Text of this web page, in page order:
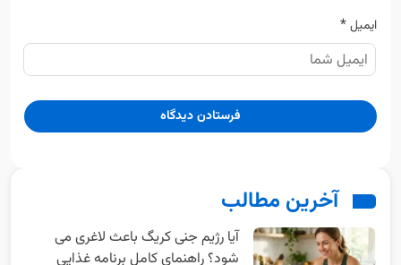
ایمیل*
آخرین مطالب
آیا رژیم جنی کریگ باعث لاغری می
شود؟ راهنمای کامل برنامه غذایی